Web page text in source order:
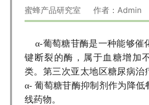
蜜蜂产品研究室 作者：Admin
α-葡萄糖苷酶是一种能够催
键断裂的酶，属于血糖增加
类。第三次亚太地区糖尿病治
α- 葡萄糖苷酶抑制剂作为降低
线药物。